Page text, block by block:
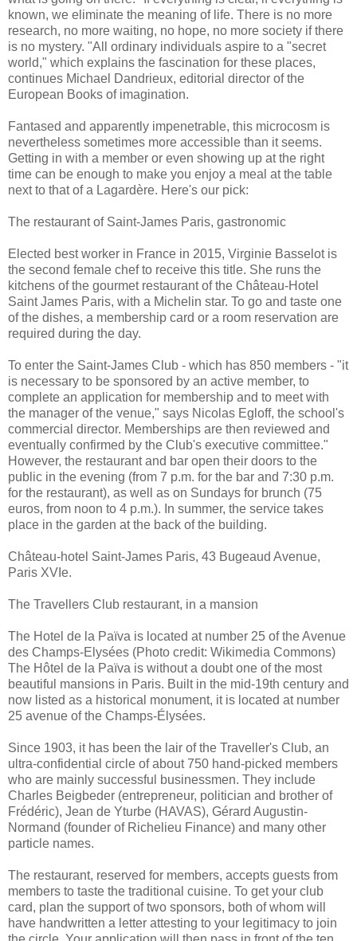
known, we eliminate the meaning of life. There is no more
research, no more waiting, no hope, no more society if there
is no mystery. "All ordinary individuals aspire to a "secret
world," which explains the fascination for these places,
continues Michael Dandrieux, editorial director of the
European Books of imagination.
Fantased and apparently impenetrable, this microcosm is
nevertheless sometimes more accessible than it seems.
Getting in with a member or even showing up at the right
time can be enough to make you enjoy a meal at the table
next to that of a Lagardère. Here's our pick:
The restaurant of Saint-James Paris, gastronomic
Elected best worker in France in 2015, Virginie Basselot is
the second female chef to receive this title. She runs the
kitchens of the gourmet restaurant of the Château-Hotel
Saint James Paris, with a Michelin star. To go and taste one
of the dishes, a membership card or a room reservation are
required during the day.
To enter the Saint-James Club - which has 850 members - "it
is necessary to be sponsored by an active member, to
complete an application for membership and to meet with
the manager of the venue," says Nicolas Egloff, the school's
commercial director. Memberships are then reviewed and
eventually confirmed by the Club's executive committee."
However, the restaurant and bar open their doors to the
public in the evening (from 7 p.m. for the bar and 7:30 p.m.
for the restaurant), as well as on Sundays for brunch (75
euros, from noon to 4 p.m.). In summer, the service takes
place in the garden at the back of the building.
Château-hotel Saint-James Paris, 43 Bugeaud Avenue,
Paris XVIe.
The Travellers Club restaurant, in a mansion
The Hotel de la Païva is located at number 25 of the Avenue
des Champs-Elysées (Photo credit: Wikimedia Commons)
The Hôtel de la Païva is without a doubt one of the most
beautiful mansions in Paris. Built in the mid-19th century and
now listed as a historical monument, it is located at number
25 avenue of the Champs-Élysées.
Since 1903, it has been the lair of the Traveller's Club, an
ultra-confidential circle of about 750 hand-picked members
who are mainly successful businessmen. They include
Charles Beigbeder (entrepreneur, politician and brother of
Frédéric), Jean de Yturbe (HAVAS), Gérard Augustin-
Normand (founder of Richelieu Finance) and many other
particle names.
The restaurant, reserved for members, accepts guests from
members to taste the traditional cuisine. To get your club
card, plan the support of two sponsors, both of whom will
have handwritten a letter attesting to your legitimacy to join